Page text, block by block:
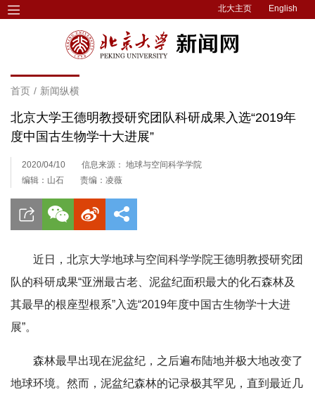
北大主页 English
首页 / 新闻纵横
北京大学王德明教授研究团队科研成果入选“2019年
度中国古生物学十大进展”
2020/04/10
信息来源： 地球与空间科学学院
编辑：山石
责编：凌薇
近日，北京大学地球与空间科学学院王德明教授研究团
队的科研成果“亚洲最古老、泥盆纪面积最大的化石森林及
其最早的根座型根系”入选“2019年度中国古生物学十大进
展”。
森林最早出现在泥盆纪，之后遍布陆地并极大地改变了
地球环境。然而，泥盆纪森林的记录极其罕见，直到最近几